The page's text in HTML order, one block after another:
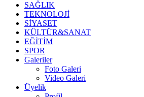
SAĞLIK
TEKNOLOJİ
SİYASET
KÜLTÜR&SANAT
EĞİTİM
SPOR
Galeriler
Foto Galeri
Video Galeri
Üyelik